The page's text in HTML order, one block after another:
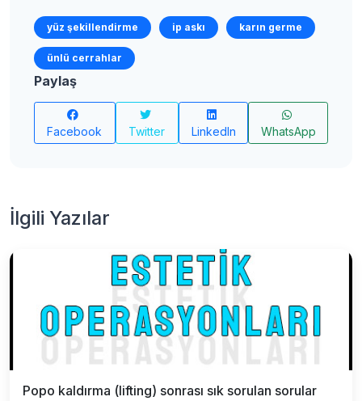
yüz şekillendirme ip askı karın germe
ünlü cerrahlar
Paylaş
Facebook Twitter LinkedIn WhatsApp
İlgili Yazılar
Popo kaldırma (lifting) sonrası sık sorulan sorular